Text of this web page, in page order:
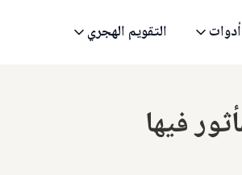
أدوات التقويم الهجري